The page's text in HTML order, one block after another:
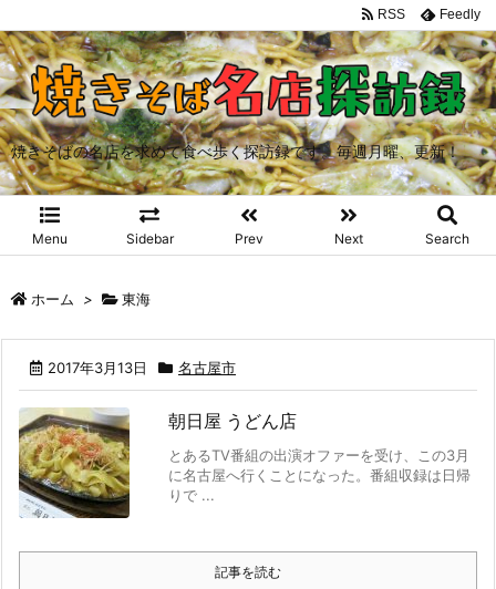
焼きそばの名店を求めて食べ歩く探訪録です。毎週月曜、更新！
Menu Sidebar Prev Next Search
RSS Feedly
ホーム > 東海
2017年3月13日 名古屋市
朝日屋 うどん店
とあるTV番組の出演オファーを受け、この3月
に名古屋へ行くことになった。番組収録は日帰
りで ...
記事を読む